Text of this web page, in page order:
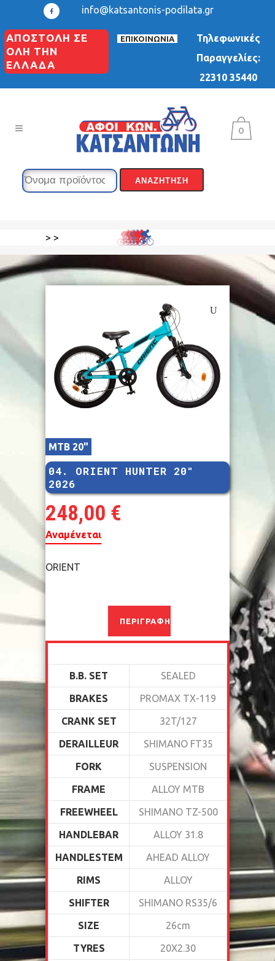
info@katsantonis-podilata.gr
ΑΠΟΣΤΟΛΗ ΣΕ
ΟΛΗ ΤΗΝ
ΕΛΛΑΔΑ
ΕΠΙΚΟΙΝΩΝΙΑ
Τηλεφωνικές
Παραγγελίες:
22310 35440
0
> >
MTB 20"
04. ORIENT HUNTER 20″
2026
248,00 €
Αναμένεται
ORIENT
ΠΕΡΙΓΡΑΦΉ
B.B. SET SEALED
BRAKES PROMAX TX-119
CRANK SET 32T/127
DERAILLEUR SHIMANO FT35
FORK SUSPENSION
FRAME ALLOY MTB
FREEWHEEL SHIMANO TZ-500
HANDLEBAR ALLOY 31.8
HANDLESTEM AHEAD ALLOY
RIMS ALLOY
SHIFTER SHIMANO RS35/6
SIZE 26cm
TYRES 20X2.30